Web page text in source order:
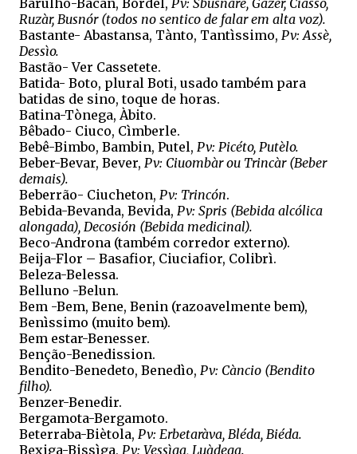
Barulho-Bacan, Bordel, Pv: Sbusnàre, Gazèr, Ciasso,
Ruzàr, Busnór (todos no sentico de falar em alta voz).
Bastante- Abastansa, Tànto, Tantìssimo, Pv: Assè,
Dessìo.
Bastão- Ver Cassetete.
Batida- Boto, plural Boti, usado também para
batidas de sino, toque de horas.
Batina-Tònega, Àbito.
Bêbado- Ciuco, Cìmberle.
Bebê-Bimbo, Bambin, Putel, Pv: Picéto, Putèlo.
Beber-Bevar, Bever, Pv: Ciuombàr ou Trincàr (Beber
demais).
Beberrão- Ciucheton, Pv: Trincón.
Bebida-Bevanda, Bevida, Pv: Spris (Bebida alcólica
alongada), Decosión (Bebida medicinal).
Beco-Androna (também corredor externo).
Beija-Flor – Basafior, Ciuciafior, Colibrì.
Beleza-Belessa.
Belluno -Belun.
Bem -Bem, Bene, Benin (razoavelmente bem),
Benìssimo (muito bem).
Bem estar-Benesser.
Benção-Benedission.
Bendito-Benedeto, Benedìo, Pv: Càncio (Bendito
filho).
Benzer-Benedir.
Bergamota-Bergamoto.
Beterraba-Biètola, Pv: Erbetaràva, Bléda, Biéda.
Bexiga-Bissìga, Pv: Vessìga, Luàdega.